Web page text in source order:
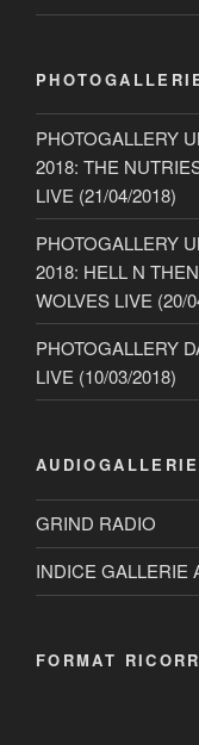
PHOTOGALLERY
2018: THE
LIVE (21/04/2018)
PHOTOGALLERY
2018: HELL N
WOLVES LIVE (20/
PHOTOGALLERY
LIVE (10/03/2018)
GRIND RADIO
INDICE GALLERIE
FORMAT